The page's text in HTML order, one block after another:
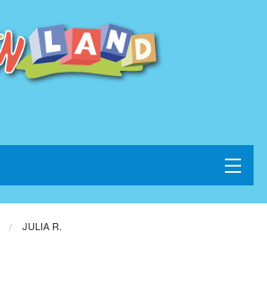
JULIA R.